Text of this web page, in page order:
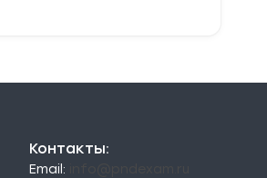
Контакты:
Email: